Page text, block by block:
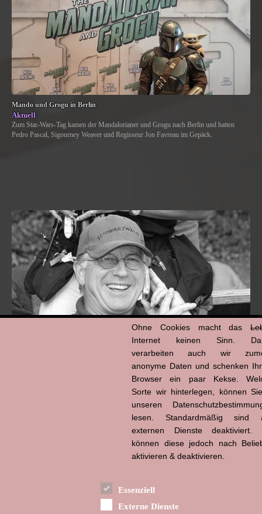
Mando und Grogu in Berlin
Aktuell
Zum Star-Wars-Tag kamen der Mandalorianer und Grogu nach Berlin und hatten
Pedro Pascal, Sigourney Weaver und Regisseur Jon Favreau im Gepäck.
Ohne Cookies macht das
Internet keinen Sinn.
verarbeiten auch wir
anonyme Daten und schenken
Browser ein paar Kekse.
Sorte wir hinterlegen, können
unseren
lesen. Standardmäßig sind
externen Dienste deaktiviert.
können diese jedoch nach
aktivieren & deaktivieren.
Essenziell
Externe Dienste